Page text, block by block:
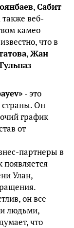
,Сабит
также веб-
камео
что в
,Жан
Гульназ
- это
страны. Он
график
от
партнеры в
Улан,
он все
людьми,
что